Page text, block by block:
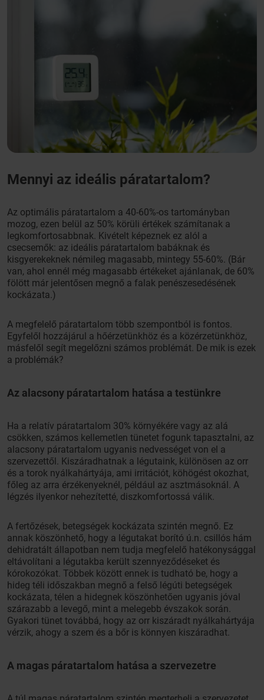
Mennyi az ideális páratartalom?
Az optimális páratartalom a 40-60%-os tartományban
mozog, ezen belül az 50% körüli értékek számítanak a
legkomfortosabbnak. Kivételt képeznek ez alól a
csecsemők: az ideális páratartalom babáknak és
kisgyerekeknek némileg magasabb, mintegy 55-60%. (Bár
van, ahol ennél még magasabb értékeket ajánlanak, de 60%
fölött már jelentősen megnő a falak penészesedésének
kockázata.)
A megfelelő páratartalom több szempontból is fontos.
Egyfelől hozzájárul a hőérzetünkhöz és a közérzetünkhöz,
másfelől segít megelőzni számos problémát. De mik is ezek
a problémák?
Az alacsony páratartalom hatása a testünkre
Ha a relatív páratartalom 30% környékére vagy az alá
csökken, számos kellemetlen tünetet fogunk tapasztalni, az
alacsony páratartalom ugyanis nedvességet von el a
szervezettől. Kiszáradhatnak a légutaink, különösen az orr
és a torok nyálkahártyája, ami irritációt, köhögést okozhat,
főleg az arra érzékenyeknél, például az asztmásoknál. A
légzés ilyenkor nehezítetté, diszkomfortossá válik.
A fertőzések, betegségek kockázata szintén megnő. Ez
annak köszönhető, hogy a légutakat borító ú.n. csillós hám
dehidratált állapotban nem tudja megfelelő hatékonysággal
eltávolítani a légutakba került szennyeződéseket és
kórokozókat. Többek között ennek is tudható be, hogy a
hideg téli időszakban megnő a felső légúti betegségek
kockázata, télen a hidegnek köszönhetően ugyanis jóval
szárazabb a levegő, mint a melegebb évszakok során.
Gyakori tünet továbbá, hogy az orr kiszáradt nyálkahártyája
vérzik, ahogy a szem és a bőr is könnyen kiszáradhat.
A magas páratartalom hatása a szervezetre